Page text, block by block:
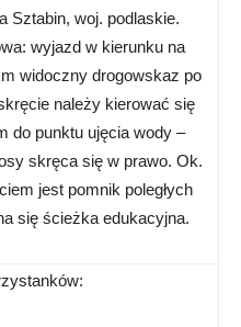
Sztabin, woj. podlaskie.
wyjazd w kierunku na
widoczny drogowskaz po
należy kierować się
do punktu ujęcia wody –
skręca się w prawo. Ok.
jest pomnik poległych
się ścieżka edukacyjna.